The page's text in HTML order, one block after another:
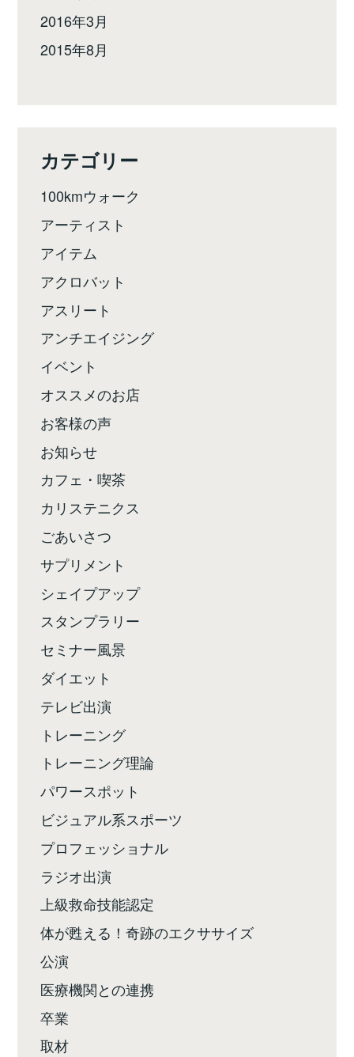
2016年3月
2015年8月
カテゴリー
100kmウォーク
アーティスト
アイテム
アクロバット
アスリート
アンチエイジング
イベント
オススメのお店
お客様の声
お知らせ
カフェ・喫茶
カリステニクス
ごあいさつ
サプリメント
シェイプアップ
スタンプラリー
セミナー風景
ダイエット
テレビ出演
トレーニング
トレーニング理論
パワースポット
ビジュアル系スポーツ
プロフェッショナル
ラジオ出演
上級救命技能認定
体が甦える！奇跡のエクササイズ
公演
医療機関との連携
卒業
取材